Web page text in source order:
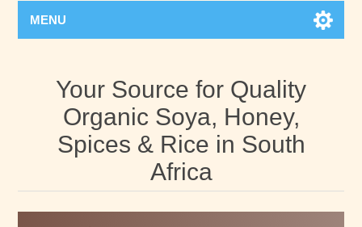
MENU
Your Source for Quality
Organic Soya, Honey,
Spices & Rice in South
Africa